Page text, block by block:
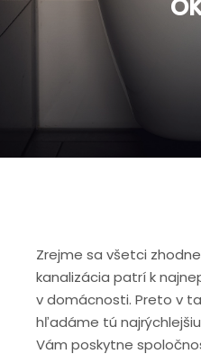
Zrejme sa všetci
kanalizácia patrí k
v domácnosti. Preto v
hľadáme tú
Vám poskytne